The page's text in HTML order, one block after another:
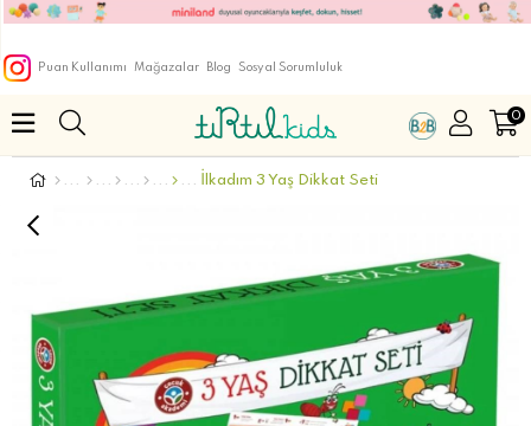
Puan Kullanımı Mağazalar Blog Sosyal Sorumluluk
0
İlkadım 3 Yaş Dikkat Seti